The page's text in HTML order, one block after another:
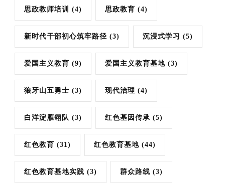
思政教师培训 (4) 思政教育 (4)
新时代干部初心筑牢路径 (3) 沉浸式学习 (5)
爱国主义教育 (9) 爱国主义教育基地 (3)
狼牙山五勇士 (3) 现代治理 (4)
白洋淀雁翎队 (3) 红色基因传承 (5)
红色教育 (31) 红色教育基地 (44)
红色教育基地实践 (3) 群众路线 (3)